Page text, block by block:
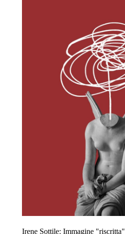
Irene Sottile: Immagine "riscritta"